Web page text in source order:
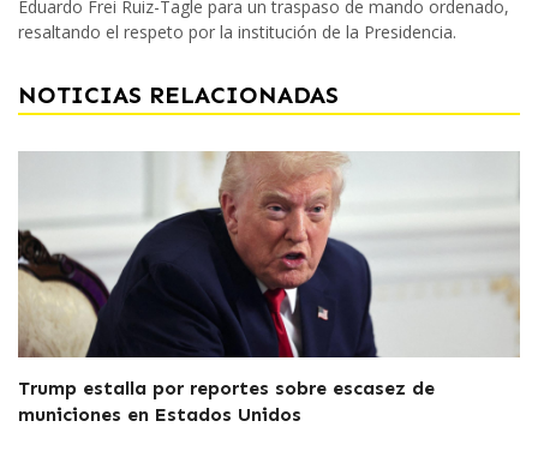
Eduardo Frei Ruiz-Tagle para un traspaso de mando ordenado,
resaltando el respeto por la institución de la Presidencia.
NOTICIAS RELACIONADAS
Trump estalla por reportes sobre escasez de
municiones en Estados Unidos